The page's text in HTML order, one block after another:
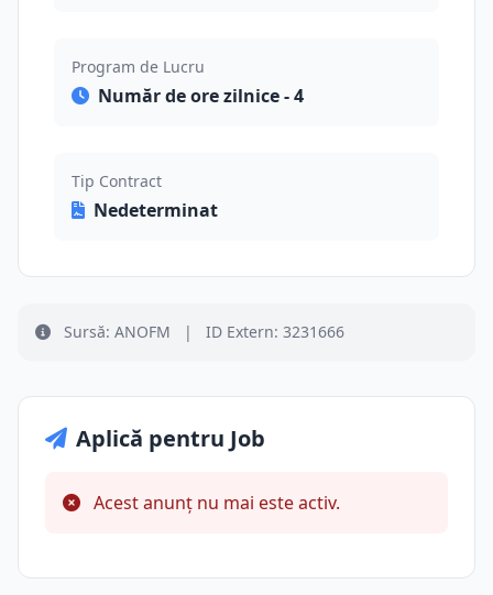
Program de Lucru
Număr de ore zilnice - 4
Tip Contract
Nedeterminat
Sursă: ANOFM | ID Extern: 3231666
Aplică pentru Job
Acest anunț nu mai este activ.